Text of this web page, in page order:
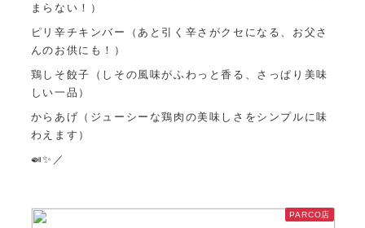
まらない！）
ピリ辛チキンバー（あと引く辛さがクセになる、お父さ
んのお供にも！）
鶏しそ餃子（しその風味がふわっと香る、さっぱり美味
しい一品）
からあげ（ジューシーな鶏肉の美味しさをシンプルに味
わえます）
🍛✨／
PARCO店